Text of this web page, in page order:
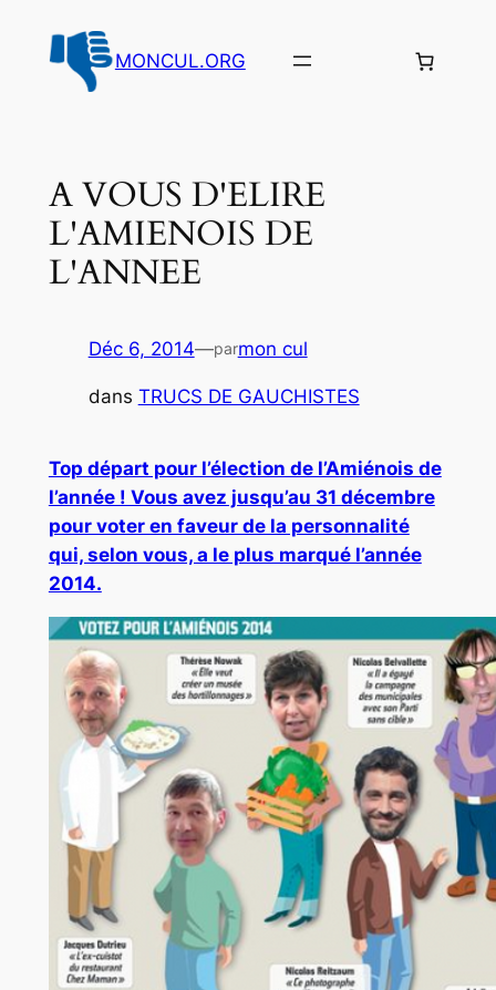
contenu
MONCUL.ORG
A VOUS D'ELIRE
L'AMIENOIS DE
L'ANNEE
Déc 6, 2014—parmon cul
dans TRUCS DE GAUCHISTES
Top départ pour l’élection de l’Amiénois de
l’année ! Vous avez jusqu’au 31 décembre
pour voter en faveur de la personnalité
qui, selon vous, a le plus marqué l’année
2014.